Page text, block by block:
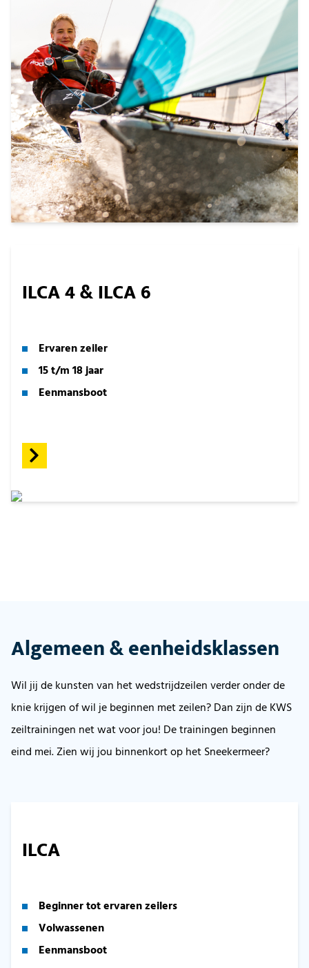
ILCA 4 & ILCA 6
Ervaren zeiler
15 t/m 18 jaar
Eenmansboot
Algemeen & eenheidsklassen
Wil jij de kunsten van het wedstrijdzeilen verder onder de
knie krijgen of wil je beginnen met zeilen? Dan zijn de KWS
zeiltrainingen net wat voor jou! De trainingen beginnen
eind mei. Zien wij jou binnenkort op het Sneekermeer?
ILCA
Beginner tot ervaren zeilers
Volwassenen
Eenmansboot